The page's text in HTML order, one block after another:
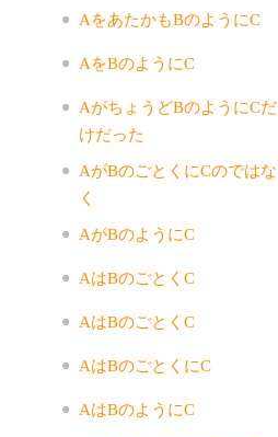
AをあたかもBのようにC
AをBのようにC
AがちょうどBのようにCだ
けだった
AがBのごとくにCのではな
く
AがBのようにC
AはBのごとくC
AはBのごとくC
AはBのごとくにC
AはBのようにC